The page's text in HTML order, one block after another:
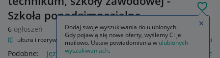
Szkoła ponadgimnazjalna
6 ogłoszeń
Kultura i rozrywka Podręczniki szkolne Szkoła średnia Język polski
Podobne: język polski zeszyt język polski język polski 1
Dodaj swoje wyszukiwania do ulubionych.
Gdy pojawią się nowe oferty, wyślemy Ci je
mailowo. Ustaw powiadomienia w ulubionych
wyszukiwaniach.